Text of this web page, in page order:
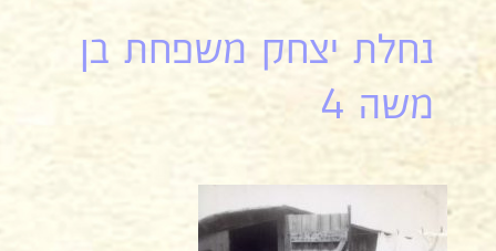
נחלת יצחק משפחת בן
משה 4